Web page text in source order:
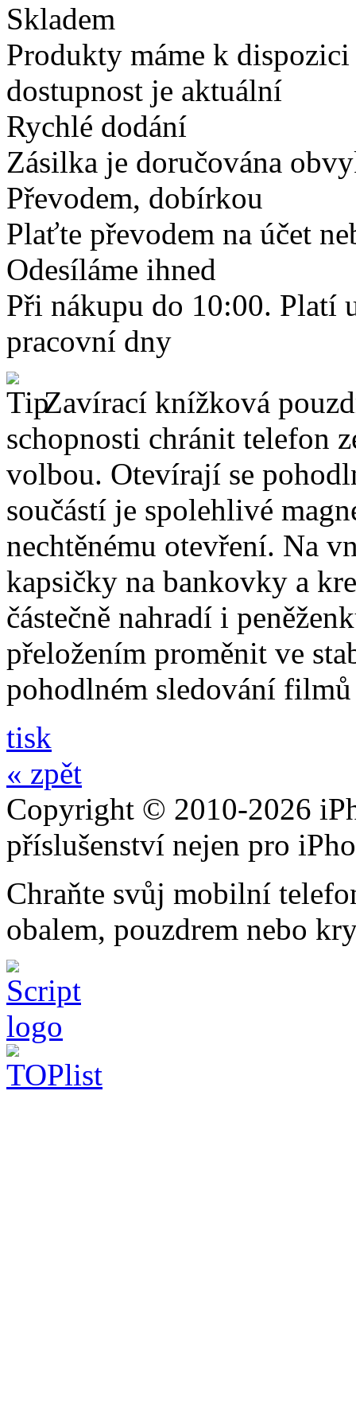
Skladem
Produkty máme k
dostupnost je aktuální
Rychlé dodání
Zásilka je doručována
Převodem, dobírkou
Plaťte převodem na účet
Odesíláme ihned
Při nákupu do 10:00. Platí
pracovní dny
Zavírací knížková
schopnosti chránit telefon
volbou. Otevírají se
součástí je spolehlivé
nechtěnému otevření. Na
kapsičky na bankovky a
částečně nahradí i
přeložením proměnit ve
pohodlném sledování
tisk
« zpět
Copyright © 2010-2026
příslušenství nejen pro
Chraňte svůj mobilní
obalem, pouzdrem nebo